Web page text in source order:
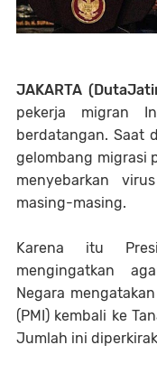
JAKARTA
pekerja migran
berdatangan. Saat
gelombang migrasi
menyebarkan
masing-masing.
Karena itu
mengingatkan
Negara
(PMI) kembali ke
Jumlah ini